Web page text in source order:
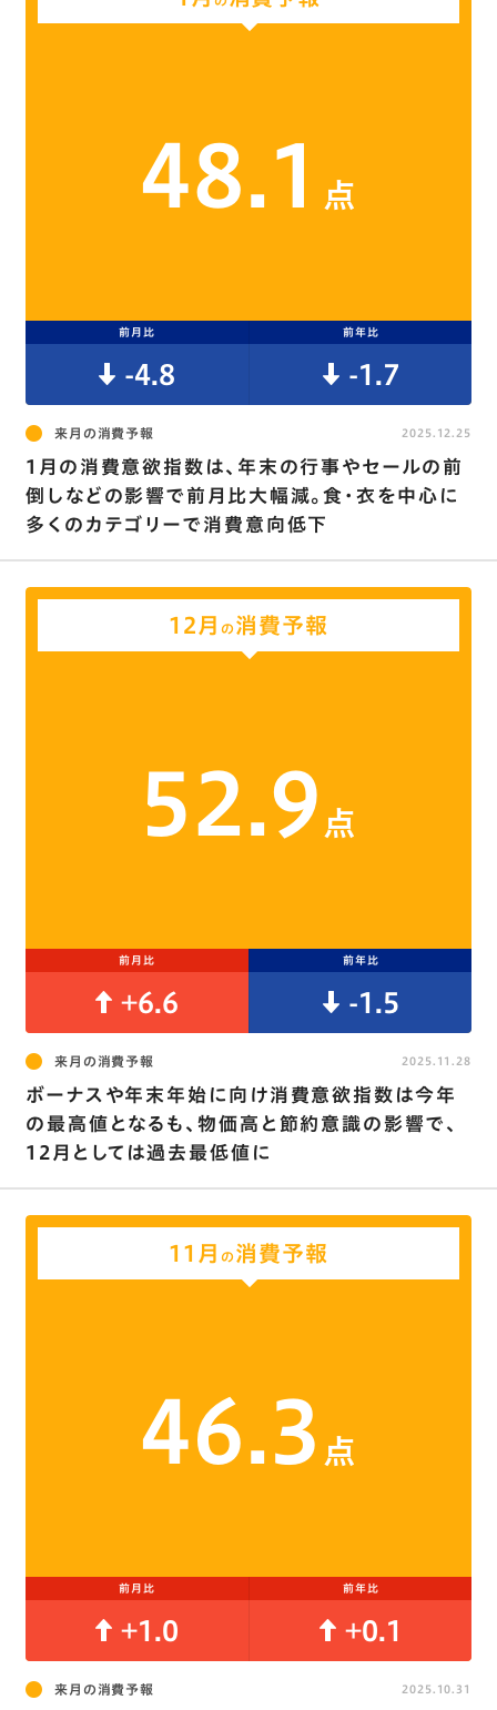
48.1 点
前月比 前年比
-4.8 -1.7
来月の消費予報
1月の消費意欲指数は､年末の行事やセールの前
倒しなどの影響で前月比大幅減。食･衣を中心に
多くのカテゴリーで消費意向低下
2025.12.25
12月の消費予報
52.9 点
前月比 前年比
+6.6 -1.5
来月の消費予報
ボーナスや年末年始に向け消費意欲指数は今年
の最高値となるも、物価高と節約意識の影響で､
12月としては過去最低値に
2025.11.28
11月の消費予報
46.3 点
前月比 前年比
+1.0 +0.1
来月の消費予報 2025.10.31